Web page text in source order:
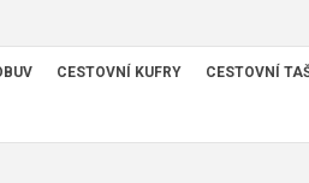
CESTOVNÍ KUFRY CESTOVNÍ